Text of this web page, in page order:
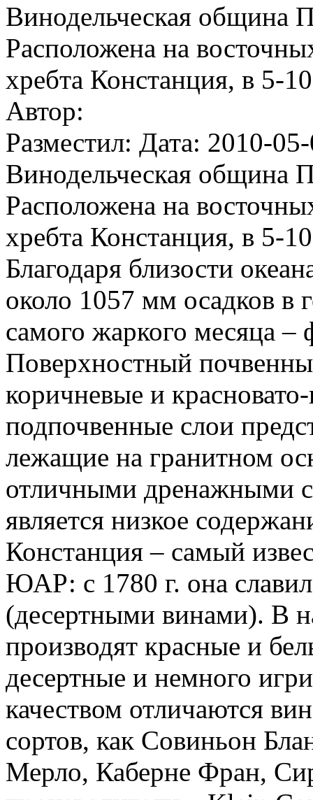
Винодельческая община
Расположена на
хребта Констанция, в 5-
Автор:
Разместил: Дата: 2010-
Винодельческая община
Расположена на
хребта Констанция, в 5-
Благодаря близости
около 1057 мм осадков в
самого жаркого месяца –
Поверхностный
коричневые и
подпочвенные слои
лежащие на гранитном
отличными дренажными
является низкое
Констанция – самый
ЮАР: с 1780 г. она
(десертными винами). В
производят красные и
десертные и немного
качеством отличаются
сортов, как Совиньон
Мерло, Каберне Фран,